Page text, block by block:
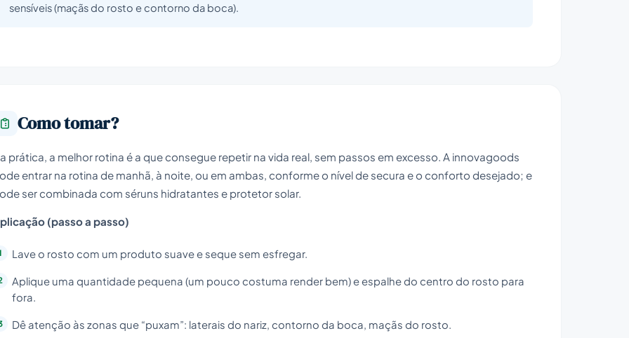
sensíveis (maçãs do rosto e contorno da boca).
Como tomar?
prática, a melhor rotina é a que consegue repetir na vida real, sem passos em excesso. A innovagoods
entrar na rotina de manhã, à noite, ou em ambas, conforme o nível de secura e o conforto desejado; e
ser combinada com séruns hidratantes e protetor solar.
(passo a passo)
Lave o rosto com um produto suave e seque sem esfregar.
Aplique uma quantidade pequena (um pouco costuma render bem) e espalhe do centro do rosto para
fora.
Dê atenção às zonas que “puxam”: laterais do nariz, contorno da boca, maçãs do rosto.